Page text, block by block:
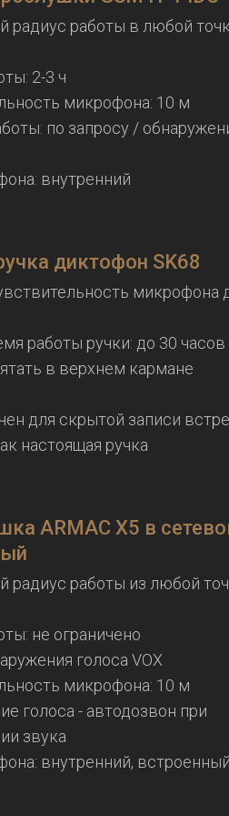
радиус работы в любой
2-3 ч
микрофона: 10 м
по запросу /
внутренний
диктофон SK68
микрофона
работы ручки: до 30 часов
в верхнем кармане
для скрытой записи
настоящая ручка
ARMAC X5 в
радиус работы из любой
не ограничено
голоса VOX
микрофона: 10 м
голоса - автодозвон при
звука
внутренний, встроенный